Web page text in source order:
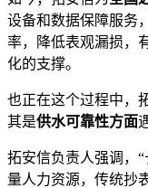
设备和数据保障服务
率，降低表观漏损，
化的支撑。
也正在这个过程中，
其是供水可靠性方面
拓安信负责人强调，
量人力资源，传统抄